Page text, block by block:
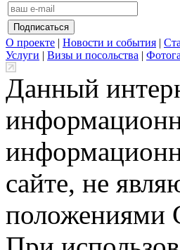
О проекте | Новости и события |
Услуги | Визы и посольства |
Данный
сайте, не
положениями